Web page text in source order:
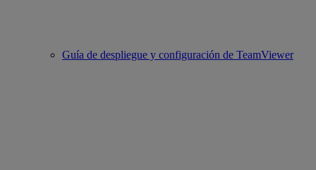
Guía de despliegue y configuración de TeamViewer